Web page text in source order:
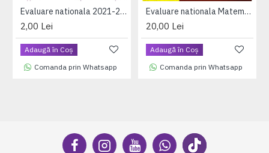
Evaluare nationala 2021-2022 (testul 1 matematica)
2,00 Lei
Adaugă în Coş
Comanda prin Whatsapp
Evaluare nationala Matematica - breviar teoretic si teste din materia claselor V-VIII
20,00 Lei
Adaugă în Coş
Comanda prin Whatsapp